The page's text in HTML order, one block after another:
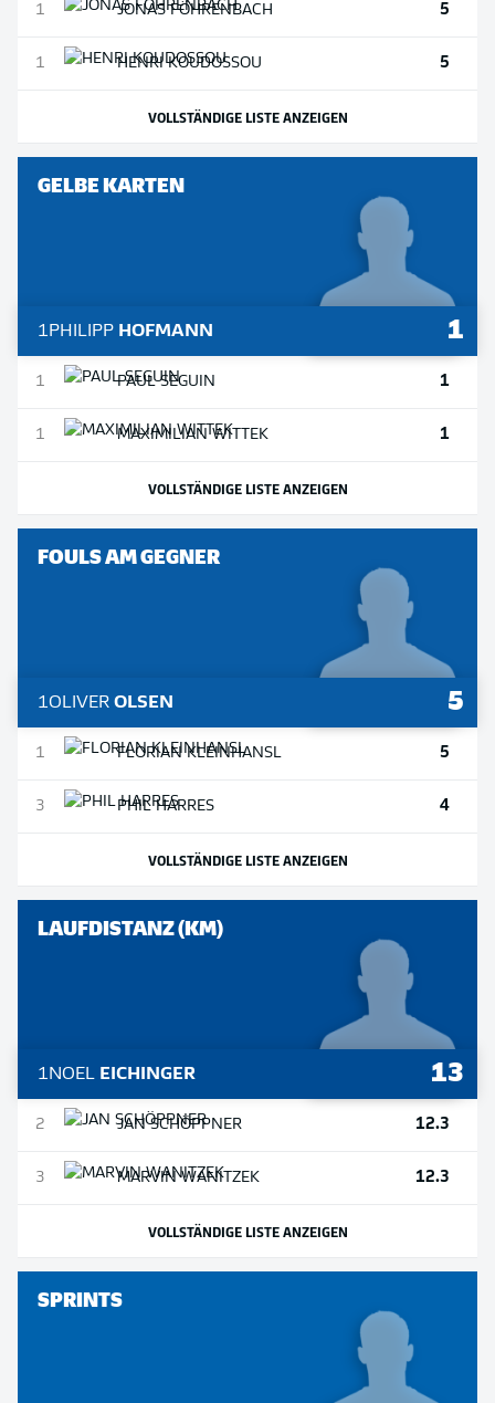
1 JONASFÖHRENBACH 5
1 HENRIKOUDOSSOU 5
VOLLSTÄNDIGE LISTE ANZEIGEN
GELBE KARTEN
1PHILIPP HOFMANN 1
1 PAULSEGUIN 1
1 MAXIMILIAN WITTEK 1
VOLLSTÄNDIGE LISTE ANZEIGEN
FOULS AM GEGNER
1OLIVER OLSEN 5
1 FLORIANKLEINHANSL 5
3 PHILHARRES 4
VOLLSTÄNDIGE LISTE ANZEIGEN
LAUFDISTANZ (KM)
1NOEL EICHINGER 13
2 JANSCHÖPPNER 12.3
3 MARVINWANITZEK 12.3
VOLLSTÄNDIGE LISTE ANZEIGEN
SPRINTS